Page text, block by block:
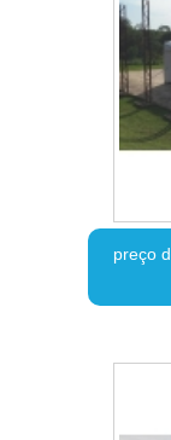
preço